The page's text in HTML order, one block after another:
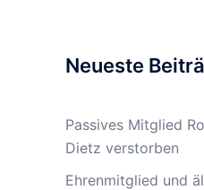
Neueste
Passives Mitglied
Dietz verstorben
Ehrenmitglied und